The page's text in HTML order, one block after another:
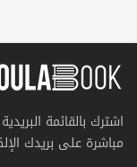
اشترك بالقائمة
مباشرة على بريدك